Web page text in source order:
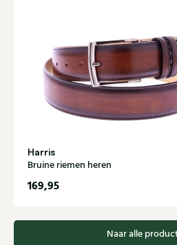
Harris
Bruine riemen heren
169,95
Naar alle